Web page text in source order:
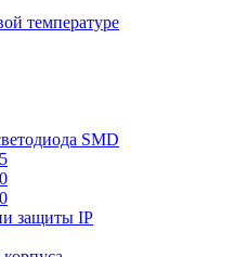
температуре
SMD
защиты IP